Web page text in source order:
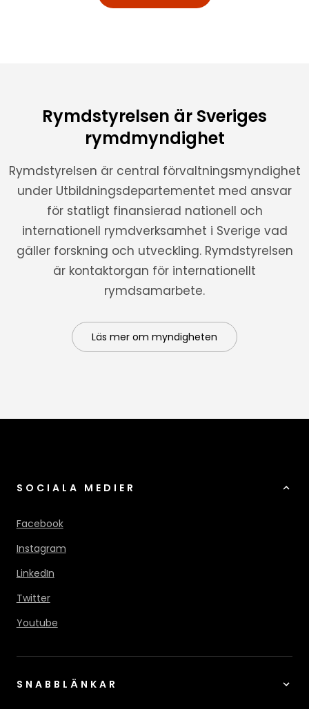
Rymdstyrelsen är Sveriges
rymdmyndighet
Rymdstyrelsen är central förvaltningsmyndighet
under Utbildningsdepartementet med ansvar
för statligt finansierad nationell och
internationell rymdverksamhet i Sverige vad
gäller forskning och utveckling. Rymdstyrelsen
är kontaktorgan för internationellt
rymdsamarbete.
Läs mer om myndigheten
SOCIALA MEDIER
Facebook
Instagram
LinkedIn
Twitter
Youtube
SNABBLÄNKAR